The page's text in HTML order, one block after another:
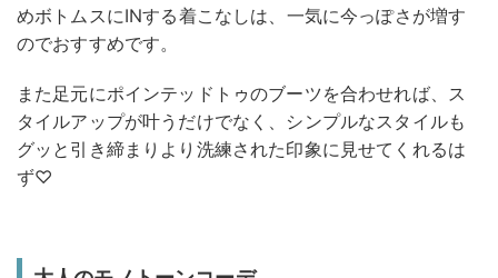
めボトムスにINする着こなしは、一気に今っぽさが増す
のでおすすめです。
また足元にポインテッドトゥのブーツを合わせれば、ス
タイルアップが叶うだけでなく、シンプルなスタイルも
グッと引き締まりより洗練された印象に見せてくれるは
ず♡